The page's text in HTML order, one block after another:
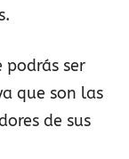
podrás ser
que son las
de sus